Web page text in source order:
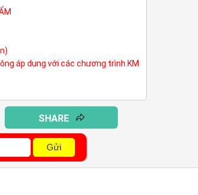
áp dụng với các chương trình KM
SHARE
Gửi